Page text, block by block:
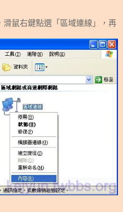
滑鼠右鍵點選「 區域連線 」，再